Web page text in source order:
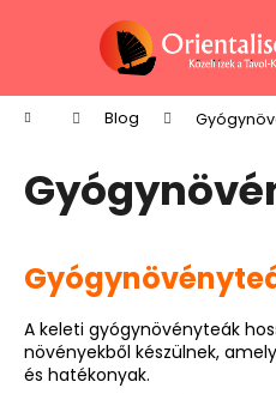
KezdőlapBlog
A keleti gyógynövényteák
növényekből készülnek,
és hatékonyak.
á
Vissza
a boltba
Vissza
a boltba